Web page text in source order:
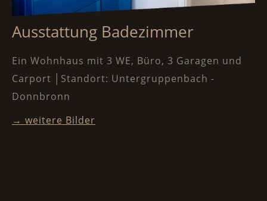
Ausstattung Badezimmer
Ein Wohnhaus mit 3 WE, Büro, 3 Garagen und
Carport │Standort: Untergruppenbach -
Donnbronn
→ weitere Bilder